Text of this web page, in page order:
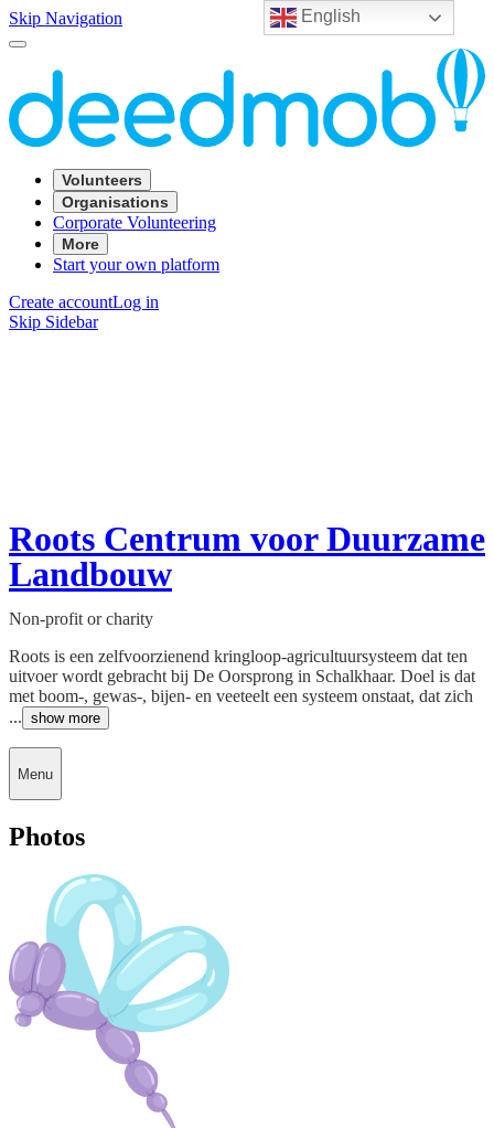
English
Skip Navigation
Volunteers
Organisations
Corporate Volunteering
More
Start your own platform
Create accountLog in
Skip Sidebar
Roots Centrum voor Duurzame
Landbouw
Non-profit or charity
Roots is een zelfvoorzienend kringloop-agricultuursysteem dat ten
uitvoer wordt gebracht bij De Oorsprong in Schalkhaar. Doel is dat
met boom-, gewas-, bijen- en veeteelt een systeem onstaat, dat zich
... show more
Menu
Photos